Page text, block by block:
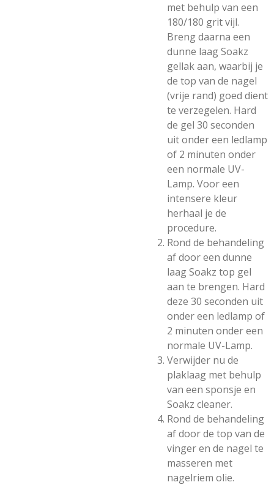
met behulp van een
180/180 grit vijl.
Breng daarna een
dunne laag Soakz
gellak aan, waarbij je
de top van de nagel
(vrije rand) goed dient
te verzegelen. Hard
de gel 30 seconden
uit onder een ledlamp
of 2 minuten onder
een normale UV-
Lamp. Voor een
intensere kleur
herhaal je de
procedure.
Rond de behandeling
af door een dunne
laag Soakz top gel
aan te brengen. Hard
deze 30 seconden uit
onder een ledlamp of
2 minuten onder een
normale UV-Lamp.
Verwijder nu de
plaklaag met behulp
van een sponsje en
Soakz cleaner.
Rond de behandeling
af door de top van de
vinger en de nagel te
masseren met
nagelriem olie.